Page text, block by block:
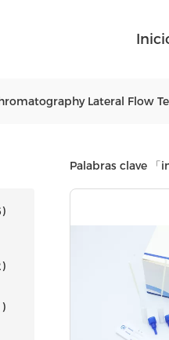
Lateral Flow
Palabras clave